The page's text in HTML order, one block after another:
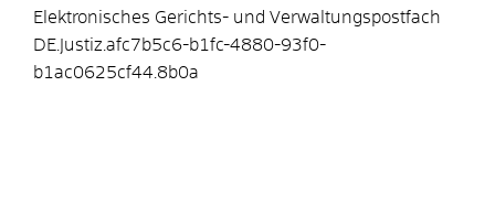
Elektronisches Gerichts- und Verwaltungspostfach
DE.Justiz.afc7b5c6-b1fc-4880-93f0-
b1ac0625cf44.8b0a